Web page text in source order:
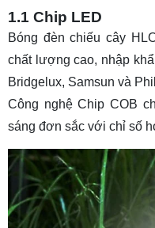
1.1 Chip LED
Bóng đèn chiếu cây
chất lượng cao, nhập
Bridgelux, Samsun và
Công nghệ Chip COB
sáng đơn sắc với chỉ số